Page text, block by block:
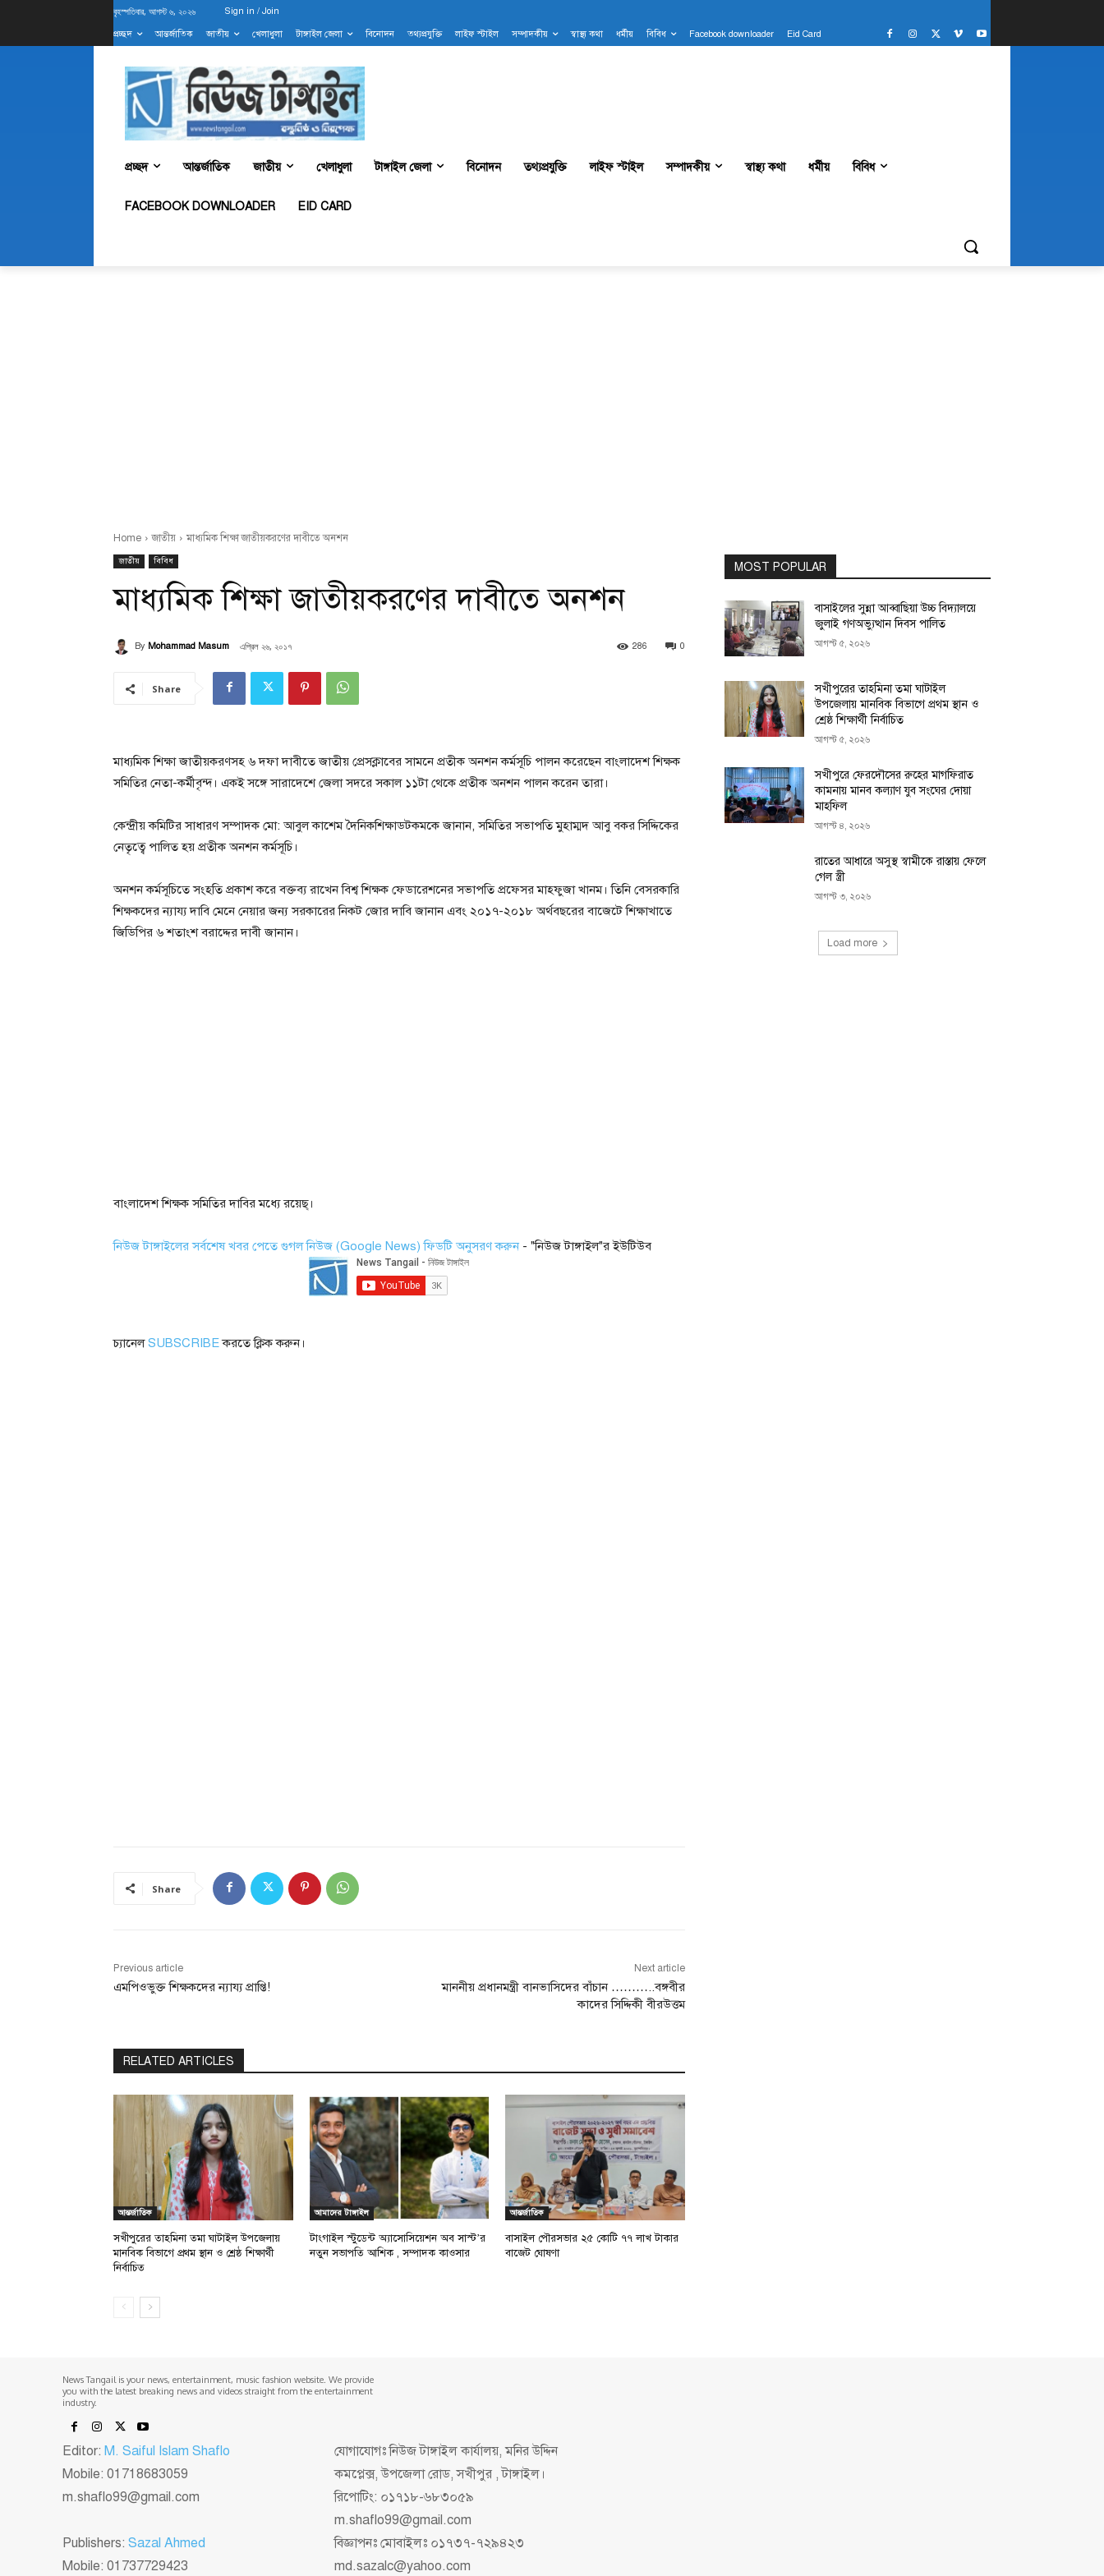
বৃহস্পতিবার, আগস্ট ৬, ২০২৬ Sign in / Join
প্রচ্ছদ আন্তর্জাতিক জাতীয় খেলাধুলা টাঙ্গাইল জেলা বিনোদন তথ্যপ্রযুক্তি লাইফ স্টাইল সম্পাদকীয় স্বাস্থ্য কথা ধর্মীয় বিবিধ Facebook downloader Eid Card
প্রচ্ছদ আন্তর্জাতিক জাতীয় খেলাধুলা টাঙ্গাইল জেলা বিনোদন তথ্যপ্রযুক্তি লাইফ স্টাইল সম্পাদকীয় স্বাস্থ্য কথা ধর্মীয় বিবিধ
FACEBOOK DOWNLOADER EID CARD
Home জাতীয় মাধ্যমিক শিক্ষা জাতীয়করণের দাবীতে অনশন
জাতীয় বিবিধ
মাধ্যমিক শিক্ষা জাতীয়করণের দাবীতে অনশন
By Mohammad Masum এপ্রিল ২৬, ২০১৭ 0
286
Share
মাধ্যমিক শিক্ষা জাতীয়করণসহ ৬ দফা দাবীতে জাতীয় প্রেসক্লাবের সামনে প্রতীক অনশন কর্মসূচি পালন করেছেন বাংলাদেশ শিক্ষক
সমিতির নেতা-কর্মীবৃন্দ। একই সঙ্গে সারাদেশে জেলা সদরে সকাল ১১টা থেকে প্রতীক অনশন পালন করেন তারা।
কেন্দ্রীয় কমিটির সাধারণ সম্পাদক মো: আবুল কাশেম দৈনিকশিক্ষাডটকমকে জানান, সমিতির সভাপতি মুহাম্মদ আবু বকর সিদ্দিকের
নেতৃত্বে পালিত হয় প্রতীক অনশন কর্মসূচি।
অনশন কর্মসূচিতে সংহতি প্রকাশ করে বক্তব্য রাখেন বিশ্ব শিক্ষক ফেডারেশনের সভাপতি প্রফেসর মাহফুজা খানম। তিনি বেসরকারি
শিক্ষকদের ন্যায্য দাবি মেনে নেয়ার জন্য সরকারের নিকট জোর দাবি জানান এবং ২০১৭-২০১৮ অর্থবছরের বাজেটে শিক্ষাখাতে
জিডিপির ৬ শতাংশ বরাদ্দের দাবী জানান।
বাংলাদেশ শিক্ষক সমিতির দাবির মধ্যে রয়েছ্।
নিউজ টাঙ্গাইলের সর্বশেষ খবর পেতে গুগল নিউজ (Google News) ফিডটি অনুসরণ করুন - "নিউজ টাঙ্গাইল"র ইউটিউব
চ্যানেলSUBSCRIBEকরতে ক্লিক করুন।
Share
Previous article
এমপিওভুক্ত শিক্ষকদের ন্যায্য প্রাপ্তি!
Next article
মাননীয় প্রধানমন্ত্রী বানভাসিদের বাঁচান ………..বঙ্গবীর
কাদের সিদ্দিকী বীরউত্তম
RELATED ARTICLES
আন্তর্জাতিক
সখীপুরের তাহমিনা তমা ঘাটাইল উপজেলায়
মানবিক বিভাগে প্রথম স্থান ও শ্রেষ্ঠ শিক্ষার্থী
নির্বাচিত
আমাদের টাঙ্গাইল
টাংগাইল স্টুডেন্ট অ্যাসোসিয়েশন অব সাস্ট’র
নতুন সভাপতি আশিক , সম্পাদক কাওসার
আন্তর্জাতিক
বাসাইল পৌরসভার ২৫ কোটি ৭৭ লাখ টাকার
বাজেট ঘোষণা
MOST POPULAR
বাসাইলের সুন্না আব্বাছিয়া উচ্চ বিদ্যালয়ে
জুলাই গণঅভ্যুত্থান দিবস পালিত
আগস্ট ৫, ২০২৬
সখীপুরের তাহমিনা তমা ঘাটাইল
উপজেলায় মানবিক বিভাগে প্রথম স্থান ও
শ্রেষ্ঠ শিক্ষার্থী নির্বাচিত
আগস্ট ৫, ২০২৬
সখীপুরে ফেরদৌসের রুহের মাগফিরাত
কামনায় মানব কল্যাণ যুব সংঘের দোয়া
মাহফিল
আগস্ট ৪, ২০২৬
রাতের আধারে অসুস্থ স্বামীকে রাস্তায় ফেলে
গেল স্ত্রী
আগস্ট ৩, ২০২৬
Load more
News Tangail is your news, entertainment, music fashion website. We provide
you with the latest breaking news and videos straight from the entertainment
industry.
Editor: M. Saiful Islam Shaflo
Mobile: 01718683059
m.shaflo99@gmail.com
Publishers: Sazal Ahmed
Mobile: 01737729423
যোগাযোগঃ নিউজ টাঙ্গাইল কার্যালয়, মনির উদ্দিন
কমপ্লেক্স, উপজেলা রোড, সখীপুর , টাঙ্গাইল।
রিপোটিং: ০১৭১৮-৬৮৩০৫৯
m.shaflo99@gmail.com
বিজ্ঞাপনঃ মোবাইলঃ ০১৭৩৭-৭২৯৪২৩
md.sazalc@yahoo.com